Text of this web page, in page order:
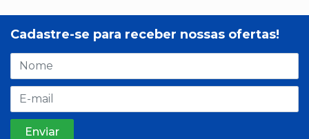
Cadastre-se para receber nossas ofertas!